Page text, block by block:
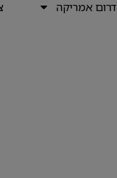
דרום אמריקה